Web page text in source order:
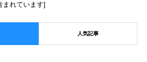
まれています]
人気記事